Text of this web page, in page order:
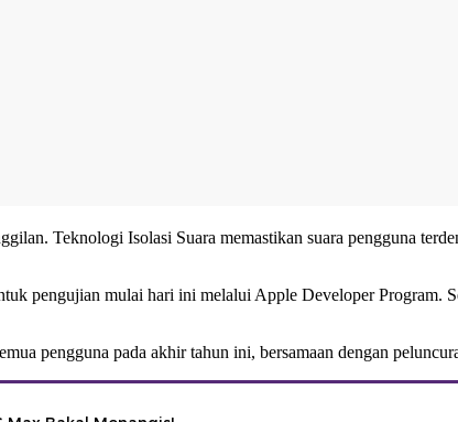
Teknologi Isolasi Suara memastikan suara pengguna
pengujian mulai hari ini melalui Apple Developer Program.
pengguna pada akhir tahun ini, bersamaan dengan